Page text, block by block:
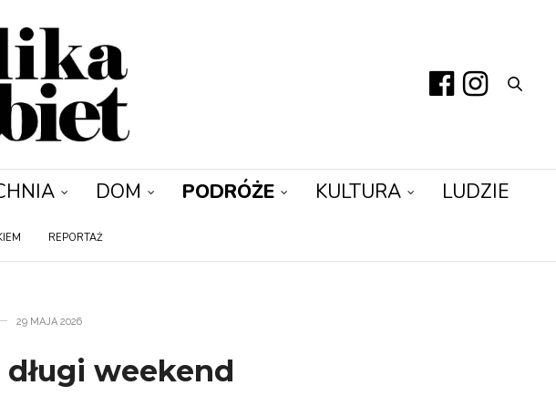
DOM PODRÓŻE KULTURA LUDZIE
REPORTAŻ
29 MAJA 2026
weekend